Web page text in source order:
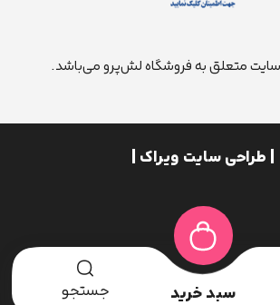
متعلق به فروشگاه لش‌پرو می‌باشد.
| طراحی سایت ویراک |
سبد خرید جستجو